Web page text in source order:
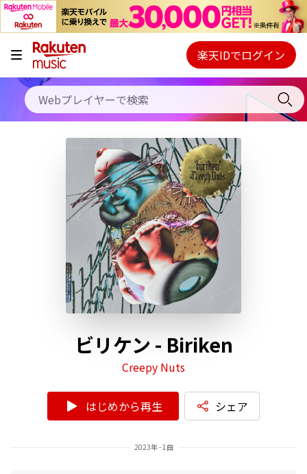
キャンペーン
料金プラン
使い方
初回30日間無料お試し
Webプレイヤー
ご契約内容の確認・変更
楽天IDでログイン
ビリケン - Biriken
Creepy Nuts
はじめから再生 シェア
2023年 - 1曲